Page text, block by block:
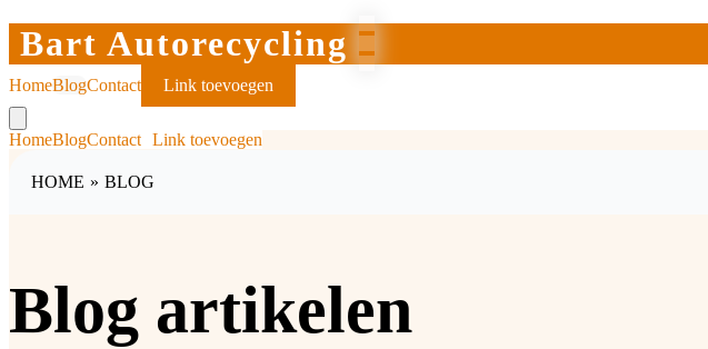
Bart Autorecycling
HomeBlogContact Link toevoegen
HomeBlogContact Link toevoegen
HOME » BLOG
Blog artikelen